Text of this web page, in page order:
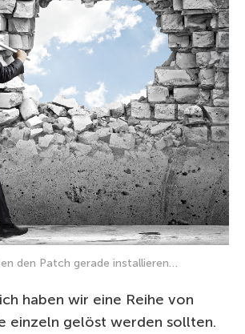
den Patch gerade installieren…
haben wir eine Reihe von
einzeln gelöst werden sollten.